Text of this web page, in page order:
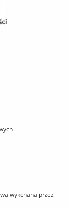
wykonana przez